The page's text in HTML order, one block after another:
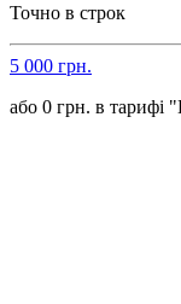
Точно в строк
5 000 грн.
або 0 грн. в тарифі